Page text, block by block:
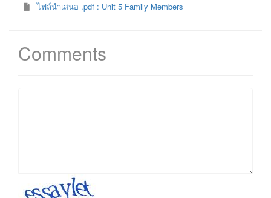
ไฟล์นำเสนอ .pdf : Unit 5 Family Members
Comments